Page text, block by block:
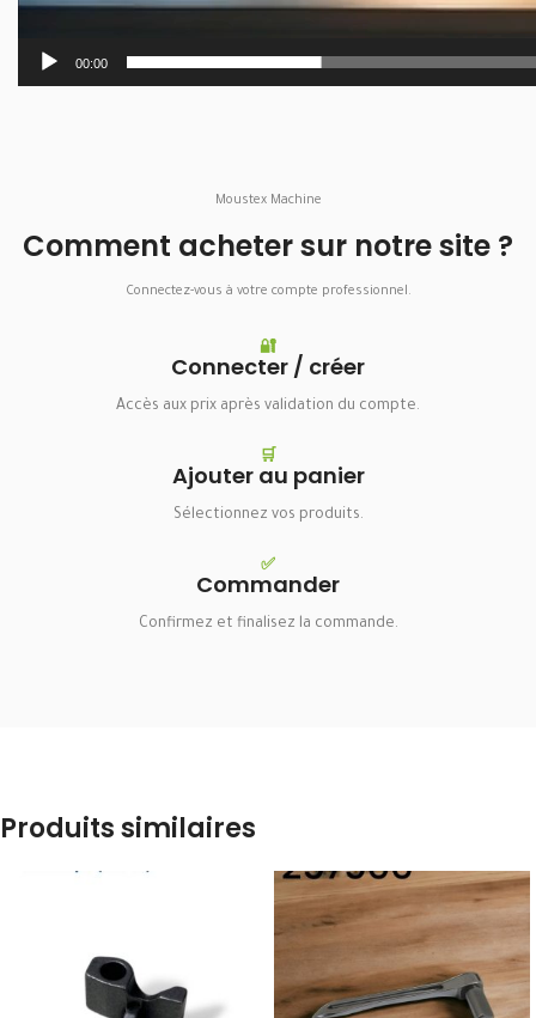
Moustex Machine
Comment acheter sur notre site ?
Connectez-vous à votre compte professionnel.
🔐
Connecter / créer
Accès aux prix après validation du compte.
🛒
Ajouter au panier
Sélectionnez vos produits.
✅
Commander
Confirmez et finalisez la commande.
00:00
Produits similaires